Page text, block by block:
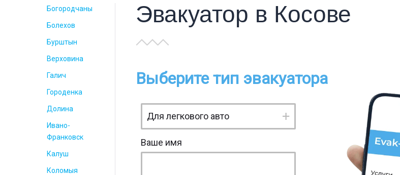
Богородчаны
Болехов
Бурштын
Верховина
Галич
Городенка
Долина
Ивано-
Франковск
Калуш
Коломыя
Эвакуатор в Косове
Выберите тип эвакуатора
Ваше имя